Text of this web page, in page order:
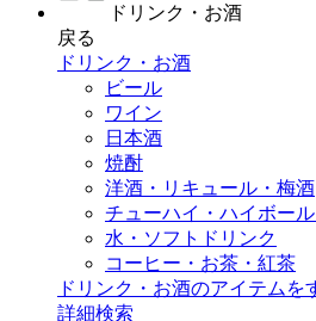
ドリンク・お酒
戻る
ドリンク・お酒
ビール
ワイン
日本酒
焼酎
洋酒・リキュール・梅酒
チューハイ・ハイボー
水・ソフトドリンク
コーヒー・お茶・紅茶
ドリンク・お酒のアイテムを
詳細検索